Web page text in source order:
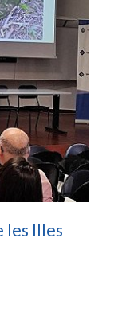
les Illes